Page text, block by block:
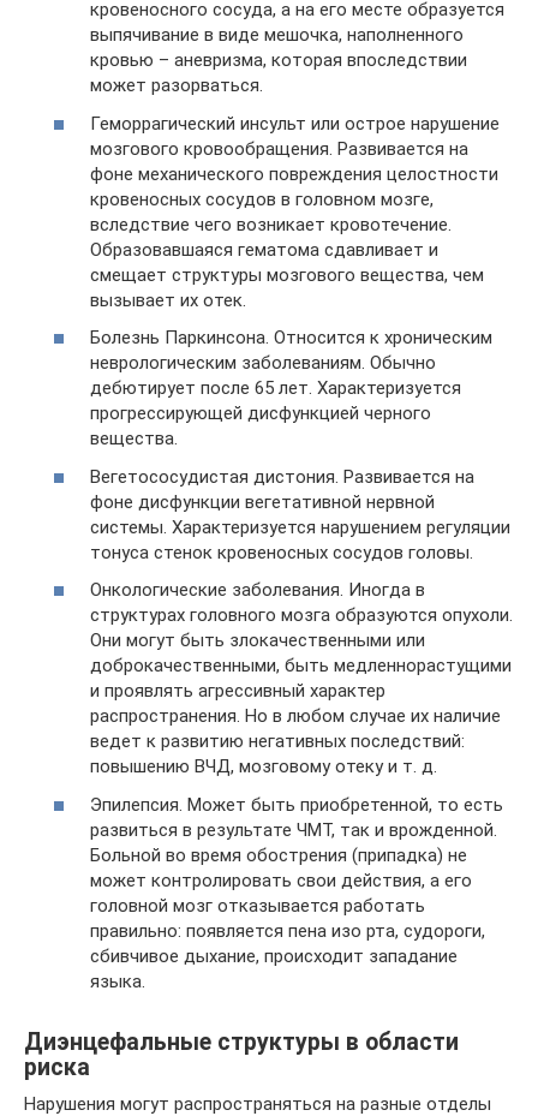
кровеносного сосуда, а на его месте образуется
выпячивание в виде мешочка, наполненного
кровью – аневризма, которая впоследствии
может разорваться.
Геморрагический инсульт или острое нарушение
мозгового кровообращения. Развивается на
фоне механического повреждения целостности
кровеносных сосудов в головном мозге,
вследствие чего возникает кровотечение.
Образовавшаяся гематома сдавливает и
смещает структуры мозгового вещества, чем
вызывает их отек.
Болезнь Паркинсона. Относится к хроническим
неврологическим заболеваниям. Обычно
дебютирует после 65 лет. Характеризуется
прогрессирующей дисфункцией черного
вещества.
Вегетососудистая дистония. Развивается на
фоне дисфункции вегетативной нервной
системы. Характеризуется нарушением регуляции
тонуса стенок кровеносных сосудов головы.
Онкологические заболевания. Иногда в
структурах головного мозга образуются опухоли.
Они могут быть злокачественными или
доброкачественными, быть медленнорастущими
и проявлять агрессивный характер
распространения. Но в любом случае их наличие
ведет к развитию негативных последствий:
повышению ВЧД, мозговому отеку и т. д.
Эпилепсия. Может быть приобретенной, то есть
развиться в результате ЧМТ, так и врожденной.
Больной во время обострения (припадка) не
может контролировать свои действия, а его
головной мозг отказывается работать
правильно: появляется пена изо рта, судороги,
сбивчивое дыхание, происходит западание
языка.
Диэнцефальные структуры в области
риска
Нарушения могут распространяться на разные отделы